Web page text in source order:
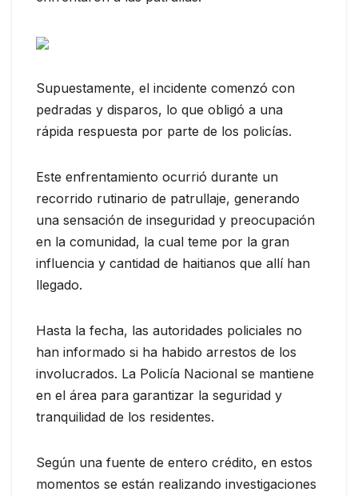
Supuestamente, el incidente comenzó con
pedradas y disparos, lo que obligó a una
rápida respuesta por parte de los policías.
Este enfrentamiento ocurrió durante un
recorrido rutinario de patrullaje, generando
una sensación de inseguridad y preocupación
en la comunidad, la cual teme por la gran
influencia y cantidad de haitianos que allí han
llegado.
Hasta la fecha, las autoridades policiales no
han informado si ha habido arrestos de los
involucrados. La Policía Nacional se mantiene
en el área para garantizar la seguridad y
tranquilidad de los residentes.
Según una fuente de entero crédito, en estos
momentos se están realizando investigaciones